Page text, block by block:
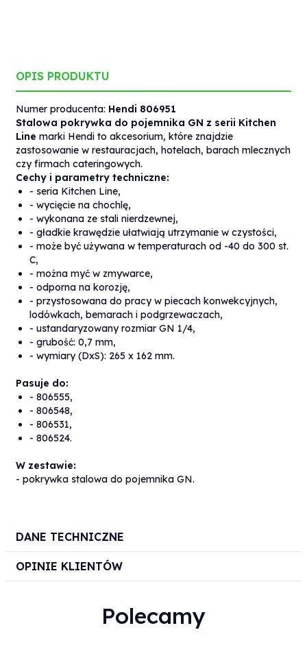
OPIS PRODUKTU
Numer producenta: Hendi 806951
Stalowa pokrywka do pojemnika GN z serii Kitchen
Line marki Hendi to akcesorium, które znajdzie
zastosowanie w restauracjach, hotelach, barach mlecznych
czy firmach cateringowych.
Cechy i parametry techniczne:
- seria Kitchen Line,
- wycięcie na chochlę,
- wykonana ze stali nierdzewnej,
- gładkie krawędzie ułatwiają utrzymanie w czystości,
- może być używana w temperaturach od -40 do 300 st.
C,
- można myć w zmywarce,
- odporna na korozję,
- przystosowana do pracy w piecach konwekcyjnych,
lodówkach, bemarach i podgrzewaczach,
- ustandaryzowany rozmiar GN 1/4,
- grubość: 0,7 mm,
- wymiary (DxS): 265 x 162 mm.
Pasuje do:
- 806555,
- 806548,
- 806531,
- 806524.
W zestawie:
- pokrywka stalowa do pojemnika GN.
DANE TECHNICZNE
OPINIE KLIENTÓW
Polecamy